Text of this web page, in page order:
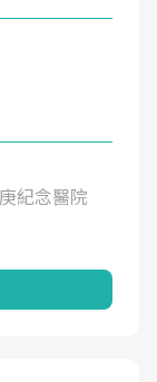
紀念醫院